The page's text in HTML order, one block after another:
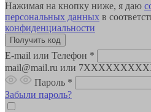
Нажимая на кнопку ниже, я даю
персональных данных в
конфиденциальности
E-mail или Телефон *
mail@mail.ru или
Пароль *
Забыли пароль?